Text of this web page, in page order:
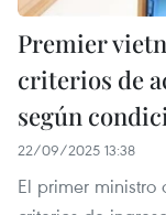
Premier
criterios de
según
22/09/2025 13:38
El primer